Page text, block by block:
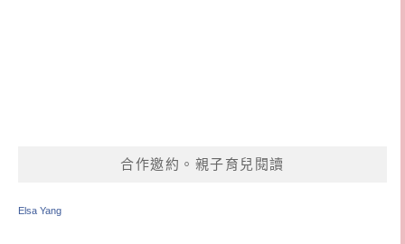
合作邀約。親子育兒閱讀
Elsa Yang